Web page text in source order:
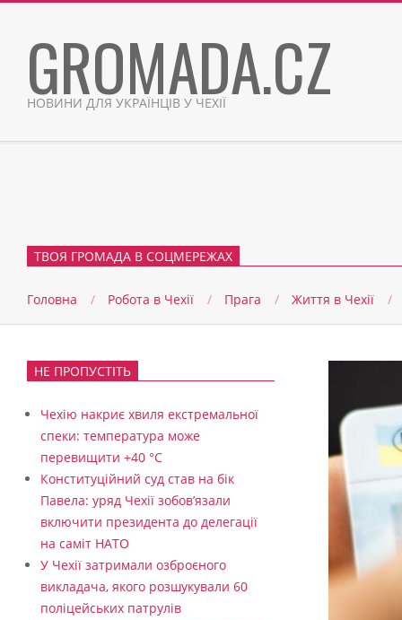
contentGROMADA.CZ
НОВИНИ ДЛЯ УКРАЇНЦІВ У ЧЕХІЇ
ТВОЯ ГРОМАДА В СОЦМЕРЕЖАХ
Головна Робота в Чехії Прага Життя в Чеxії
НЕ ПРОПУСТІТЬ
Чехію накриє хвиля екстремальної
спеки: температура може
перевищити +40 °C
Конституційний суд став на бік
Павела: уряд Чехії зобов’язали
включити президента до делегації
на саміт НАТО
У Чехії затримали озброєного
викладача, якого розшукували 60
поліцейських патрулів